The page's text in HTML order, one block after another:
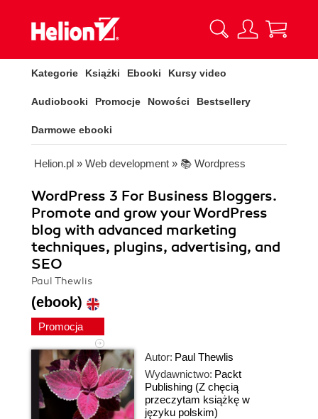
Kategorie Książki Ebooki Kursy video
Audiobooki Promocje Nowości Bestsellery
Darmowe ebooki
Helion.pl » Web development » 📚 Wordpress
WordPress 3 For Business Bloggers.
Promote and grow your WordPress
blog with advanced marketing
techniques, plugins, advertising, and
SEO
Paul Thewlis
(ebook)
Promocja
Autor: Paul Thewlis
Wydawnictwo: Packt
Publishing (Z chęcią
przeczytam książkę w
języku polskim)